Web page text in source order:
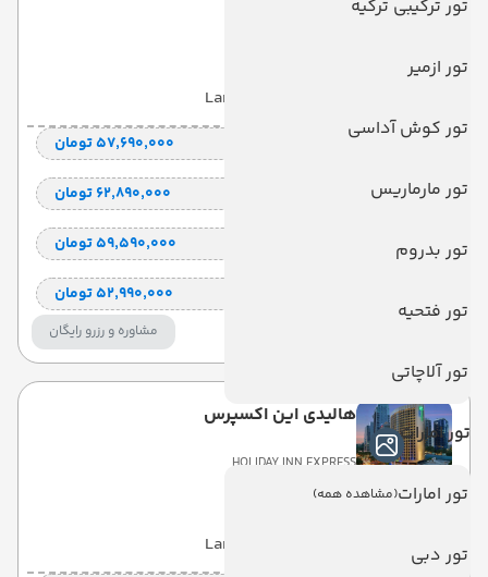
تور ترکیبی ترکیه
تور ازمیر
تور کوش آداسی
تور مارماریس
تور بدروم
تور فتحیه
تور آلاچاتی
تور امارات
تور امارات(مشاهده همه)
تور دبی
PACIFIC EXPRESS
Land View
قیمت 2 تخته (هرنفر) ۵۷٬۶۹۰٬۰۰۰ تومان
قیمت 1 تخته (هرنفر) ۶۲٬۸۹۰٬۰۰۰ تومان
قیمت کودک با تخت (هر نفر) ۵۹٬۵۹۰٬۰۰۰ تومان
۵۲٬۹۹۰٬۰۰۰ تومان
مشاوره و رزرو رایگان
هالیدی این اکسپرس
HOLIDAY INN EXPRESS
با صبحانه Land View